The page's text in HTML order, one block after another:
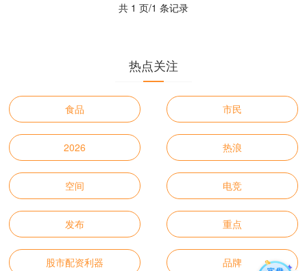
共 1 页/1 条记录
热点关注
食品 市民
2026 热浪
空间 电竞
发布 重点
股市配资利器 品牌